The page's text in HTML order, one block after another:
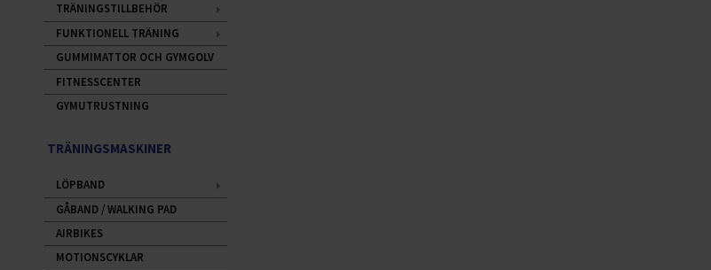
TRÄNINGSTILLBEHÖR
FUNKTIONELL TRÄNING
GUMMIMATTOR OCH GYMGOLV
FITNESSCENTER
GYMUTRUSTNING
TRÄNINGSMASKINER
LÖPBAND
GÅBAND / WALKING PAD
AIRBIKES
MOTIONSCYKLAR